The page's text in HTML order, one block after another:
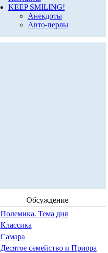
KEEP SMILING!
Анекдоты
Авто-перлы
Обсуждение
Полемика. Тема дня
Классика
Самара
Десятое семейство и Приора